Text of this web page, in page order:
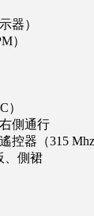
器）
）
）
側通行
控器（315 Mhz
、側裙